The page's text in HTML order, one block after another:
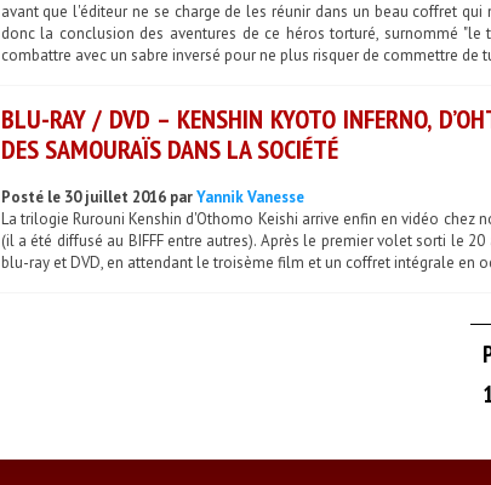
avant que l'éditeur ne se charge de les réunir dans un beau coffret
donc la conclusion des aventures de ce héros torturé, surnommé
combattre avec un sabre inversé pour ne plus risquer de commettre de
BLU-RAY / DVD – KENSHIN KYOTO INFERNO,
DES SAMOURAÏS DANS LA SOCIÉTÉ
Posté le 30 juillet 2016 parYannik Vanesse
La trilogie Rurouni Kenshin d'Othomo Keishi arrive enfin en vidéo
(il a été diffusé au BIFFF entre autres). Après le premier volet sorti le
blu-ray et DVD, en attendant le troisème film et un coffret intégrale en